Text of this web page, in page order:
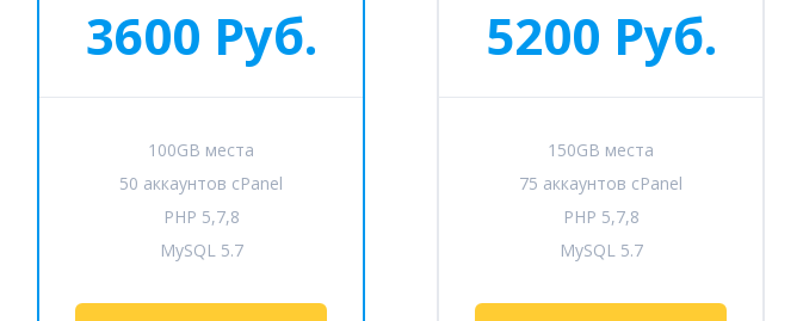
3600 Руб.
100GB места
50 аккаунтов cPanel
PHP 5,7,8
MySQL 5.7
5200 Руб.
150GB места
75 аккаунтов cPanel
PHP 5,7,8
MySQL 5.7